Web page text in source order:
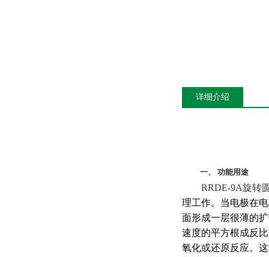
详细介绍
一、 功能用途
RRDE-9A旋转
理工作。当电极在
面形成一层很薄的
速度的平方根成反
氧化或还原反应。